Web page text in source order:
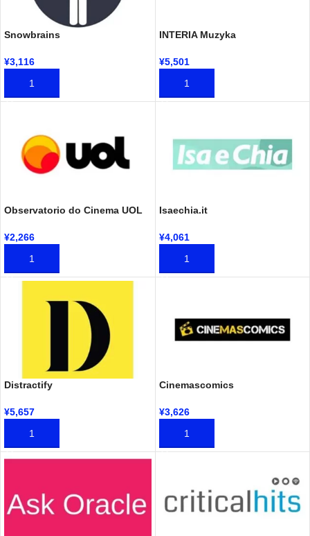
Snowbrains
¥3,116
加入购物车
INTERIA Muzyka
¥5,501
加入购物车
Observatorio do Cinema UOL
¥2,266
加入购物车
Isaechia.it
¥4,061
加入购物车
Distractify
¥5,657
加入购物车
Cinemascomics
¥3,626
加入购物车